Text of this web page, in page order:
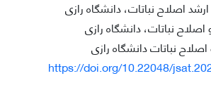
اصلاح نباتات، دانشگاه رازی
اصلاح نباتات، دانشگاه رازی
نباتات دانشگاه رازی
https://doi.org/10.22048/